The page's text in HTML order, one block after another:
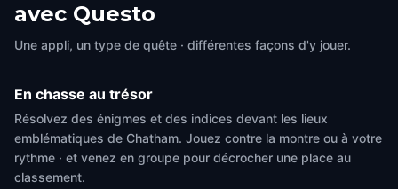
avec Questo
Une appli, un type de quête · différentes façons d'y jouer.
En chasse au trésor
Résolvez des énigmes et des indices devant les lieux
emblématiques de Chatham. Jouez contre la montre ou à votre
rythme · et venez en groupe pour décrocher une place au
classement.